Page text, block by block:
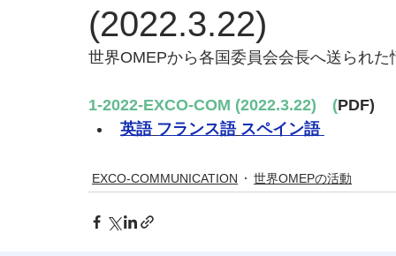
(2022.3.22)
世界OMEPから各国委員会会長へ送られ
1-2022-EXCO-COM (2022.3.22)　(PDF)
英語 フランス語 スペイン語
EXCO-COMMUNICATION 世界OMEPの活動